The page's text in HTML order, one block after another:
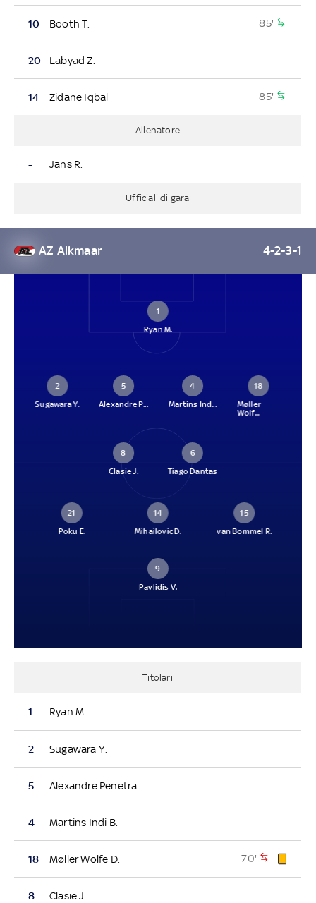
10 Booth T. 85'
20 Labyad Z.
14 Zidane Iqbal 85'
Allenatore
- Jans R.
Ufficiali di gara
AZ Alkmaar 4-2-3-1
1
Ryan M.
2
Sugawara Y.
5
Alexandre P...
4
Martins Ind...
18
Møller
Wolf...
8
Clasie J.
6
Tiago Dantas
21
Poku E.
14
Mihailovic D.
15
van Bommel R.
9
Pavlidis V.
Titolari
1 Ryan M.
2 Sugawara Y.
5 Alexandre Penetra
4 Martins Indi B.
18 Møller Wolfe D. 70'
8 Clasie J.